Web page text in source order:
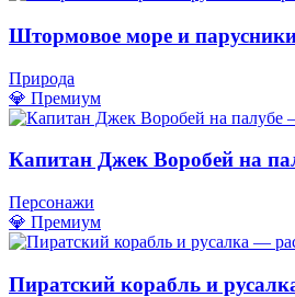
Штормовое море и
Природа
💎 Премиум
Капитан Джек Воробей на
Персонажи
💎 Премиум
Пиратский корабль и